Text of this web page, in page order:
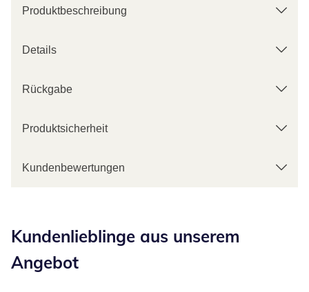
Produktbeschreibung
Details
Rückgabe
Produktsicherheit
Kundenbewertungen
Kundenlieblinge aus unserem
Angebot